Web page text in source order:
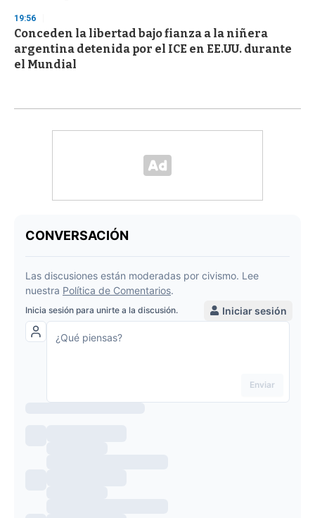
19:56
Conceden la libertad bajo fianza a la niñera
argentina detenida por el ICE en EE.UU. durante
el Mundial